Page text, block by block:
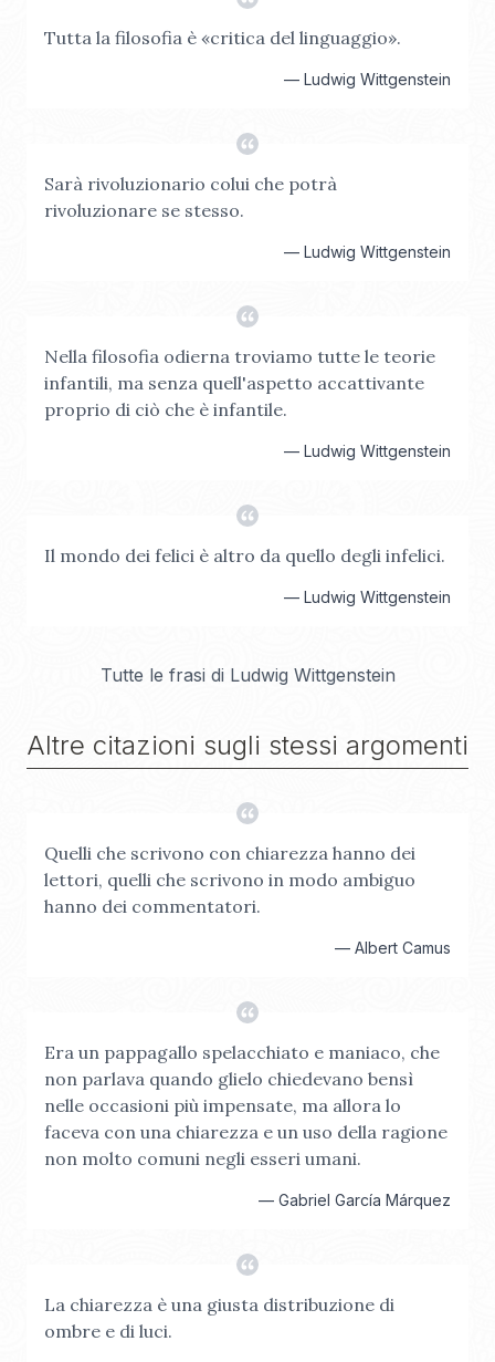
Tutta la filosofia è «critica del linguaggio».
— Ludwig Wittgenstein
Sarà rivoluzionario colui che potrà
rivoluzionare se stesso.
— Ludwig Wittgenstein
Nella filosofia odierna troviamo tutte le teorie
infantili, ma senza quell'aspetto accattivante
proprio di ciò che è infantile.
— Ludwig Wittgenstein
Il mondo dei felici è altro da quello degli infelici.
— Ludwig Wittgenstein
Tutte le frasi di Ludwig Wittgenstein
Altre citazioni sugli stessi argomenti
Quelli che scrivono con chiarezza hanno dei
lettori, quelli che scrivono in modo ambiguo
hanno dei commentatori.
— Albert Camus
Era un pappagallo spelacchiato e maniaco, che
non parlava quando glielo chiedevano bensì
nelle occasioni più impensate, ma allora lo
faceva con una chiarezza e un uso della ragione
non molto comuni negli esseri umani.
— Gabriel García Márquez
La chiarezza è una giusta distribuzione di
ombre e di luci.